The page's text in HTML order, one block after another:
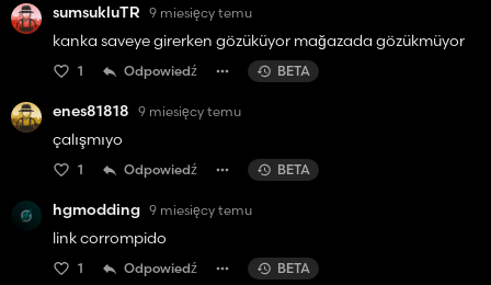
sumsukluTR 9 miesięcy temu
kanka saveye girerken gözüküyor mağazada gözükmüyor
1 Odpowiedź BETA
enes81818 9 miesięcy temu
çalışmıyo
1 Odpowiedź BETA
hgmodding 9 miesięcy temu
link corrompido
1 Odpowiedź BETA